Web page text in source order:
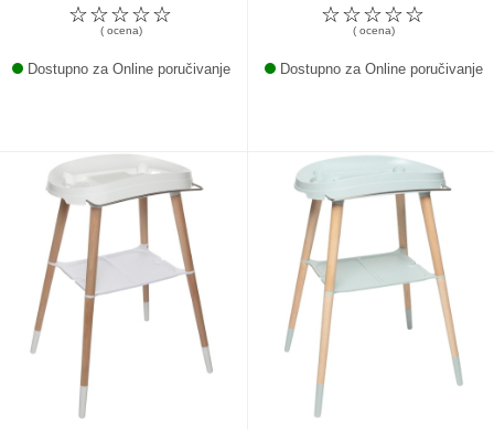
☆
☆
☆
☆
☆
( ocena)
Dostupno za Online poručivanje
☆
☆
☆
☆
☆
( ocena)
Dostupno za Online poručivanje